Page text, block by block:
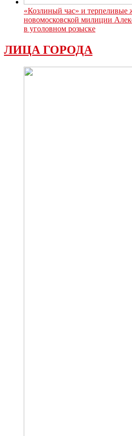
«Козлиный час» и терпеливые
новомосковской милиции
в уголовном розыске
ЛИЦА ГОРОДА